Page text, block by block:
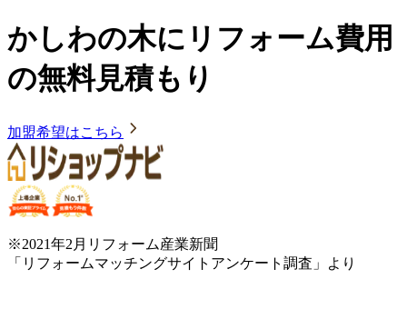
かしわの木にリフォーム費用
の無料見積もり
加盟希望はこちら
※2021年2月リフォーム産業新聞
「リフォームマッチングサイトアンケート調査」より